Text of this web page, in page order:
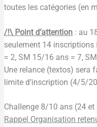
toutes les catégories (en
/!\ Point d’attention : au
seulement 14
= 2, SM 15/16 ans = 7,
Une relance (textos) sera
limite d’inscription (4/5/
Challenge 8/10 ans (24
Rappel Organisation